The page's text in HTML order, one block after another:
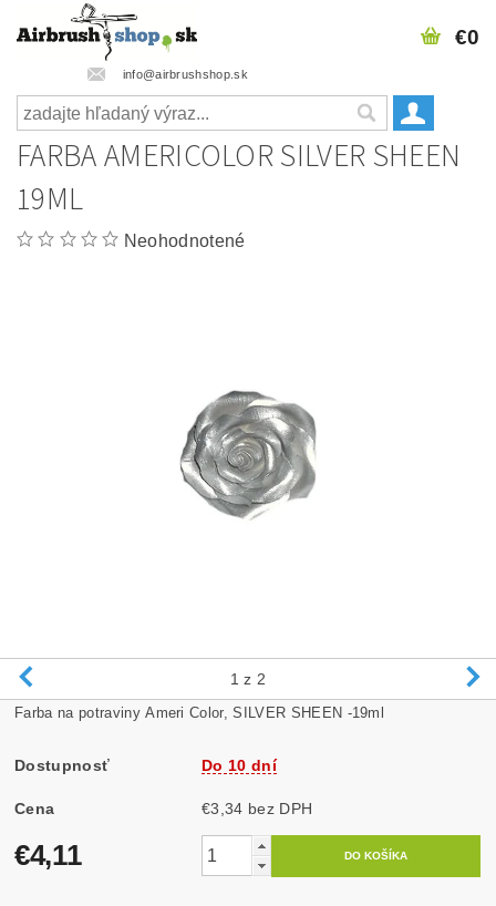
info@airbrushshop.sk
€0
FARBA AMERICOLOR SILVER SHEEN
19ML
Neohodnotené
1 z 2
Farba na potraviny Ameri Color, SILVER SHEEN -19ml
Dostupnosť Do 10 dní
Cena €3,34 bez DPH
€4,11